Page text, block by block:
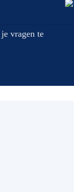
vragen te